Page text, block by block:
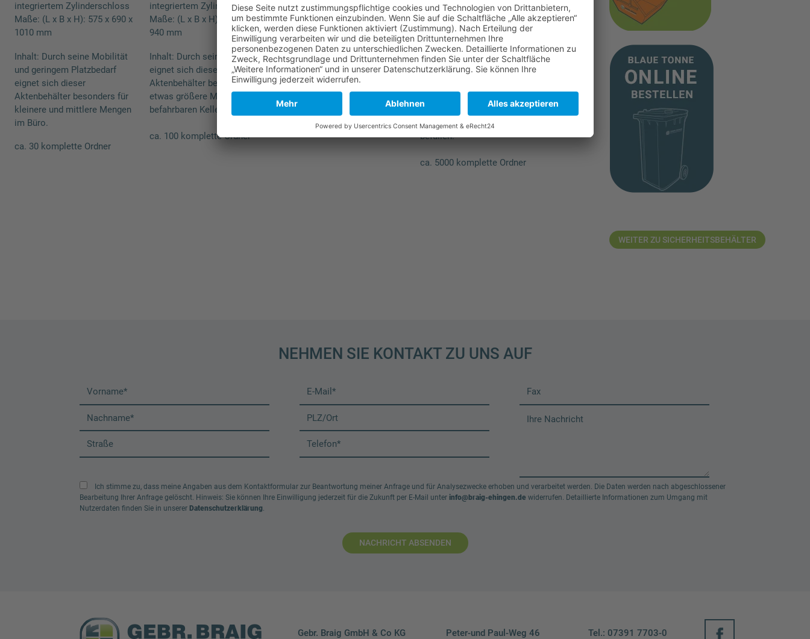
integriertem Zylinderschloss
Maße: (L x B x H): 575 x 690 x
1010 mm
Inhalt: Durch seine Mobilität
und geringem Platzbedarf
eignet sich dieser
Aktenbehälter besonders für
kleinere und mittlere Mengen
im Büro.
ca. 30 komplette Ordner
integriertem Zylinderschloss
Maße: (L x B x H): 1300 x 750 x
940 mm
Inhalt: Durch seine Mobilität
eignet sich dieser
Aktenbehälter besonders für
etwas größere Mengen in
befahrbaren Kellerräumen etc.
ca. 100 komplette Ordner
Vorhängeschloss
Maße: (L x B x H): 3,40 x 1,60 x
1,75 m
Inhalt: Durch die großen Deckel
ist dieser Aktenbehälter leicht
zu befüllen und eignet sich
besonders für große Mengen
ca. 1200 komplette Ordner
Vorhängeschloss
Maße: (L x B x H): 6,55 x 2,50 x
2,50 m
Inhalt: Dieser Aktenbehälter
eignet sich für sehr große
Doppelflügeltüre ist dieser
Behälter ebenerdig begehbar
und somit besonders leicht zu
befüllen.
ca. 5000 komplette Ordner
WEITER ZU SICHERHEITSBEHÄLTER
NEHMEN SIE KONTAKT ZU UNS AUF
Ich stimme zu, dass meine Angaben aus dem Kontaktformular zur Beantwortung meiner Anfrage und für Analysezwecke erhoben und verarbeitet werden. Die Daten werden nach abgeschlossener
Bearbeitung Ihrer Anfrage gelöscht. Hinweis: Sie können Ihre Einwilligung jederzeit für die Zukunft per E-Mail unterinfo@braig-ehingen.de widerrufen. Detaillierte Informationen zum Umgang mit
Nutzerdaten finden Sie in unserer Datenschutzerklärung.
NACHRICHT ABSENDEN
Gebr. Braig GmbH & Co KG Peter-und Paul-Weg 46 Tel.: 07391 7703-0